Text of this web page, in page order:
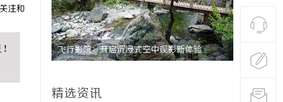
注和
功能与优 飞行影院：开启沉浸式空中观影新体验
精选资讯